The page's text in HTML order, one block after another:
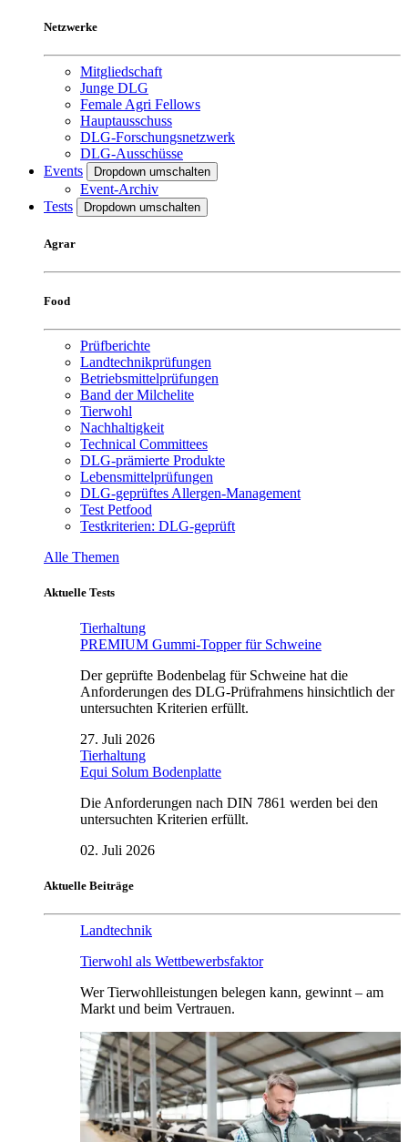
Netzwerke
Mitgliedschaft
Junge DLG
Female Agri Fellows
Hauptausschuss
DLG-Forschungsnetzwerk
DLG-Ausschüsse
Events
Dropdown umschalten
Event-Archiv
Tests
Dropdown umschalten
Agrar
Food
Prüfberichte
Landtechnikprüfungen
Betriebsmittelprüfungen
Band der Milchelite
Tierwohl
Nachhaltigkeit
Technical Committees
DLG-prämierte Produkte
Lebensmittelprüfungen
DLG-geprüftes Allergen-Management
Test Petfood
Testkriterien: DLG-geprüft
Alle Themen
Aktuelle Tests
Tierhaltung
PREMIUM Gummi-Topper für Schweine
Der geprüfte Bodenbelag für Schweine hat die
Anforderungen des DLG-Prüfrahmens hinsichtlich der
untersuchten Kriterien erfüllt.
27. Juli 2026
Tierhaltung
Equi Solum Bodenplatte
Die Anforderungen nach DIN 7861 werden bei den
untersuchten Kriterien erfüllt.
02. Juli 2026
Aktuelle Beiträge
Landtechnik
Tierwohl als Wettbewerbsfaktor
Wer Tierwohlleistungen belegen kann, gewinnt – am
Markt und beim Vertrauen.